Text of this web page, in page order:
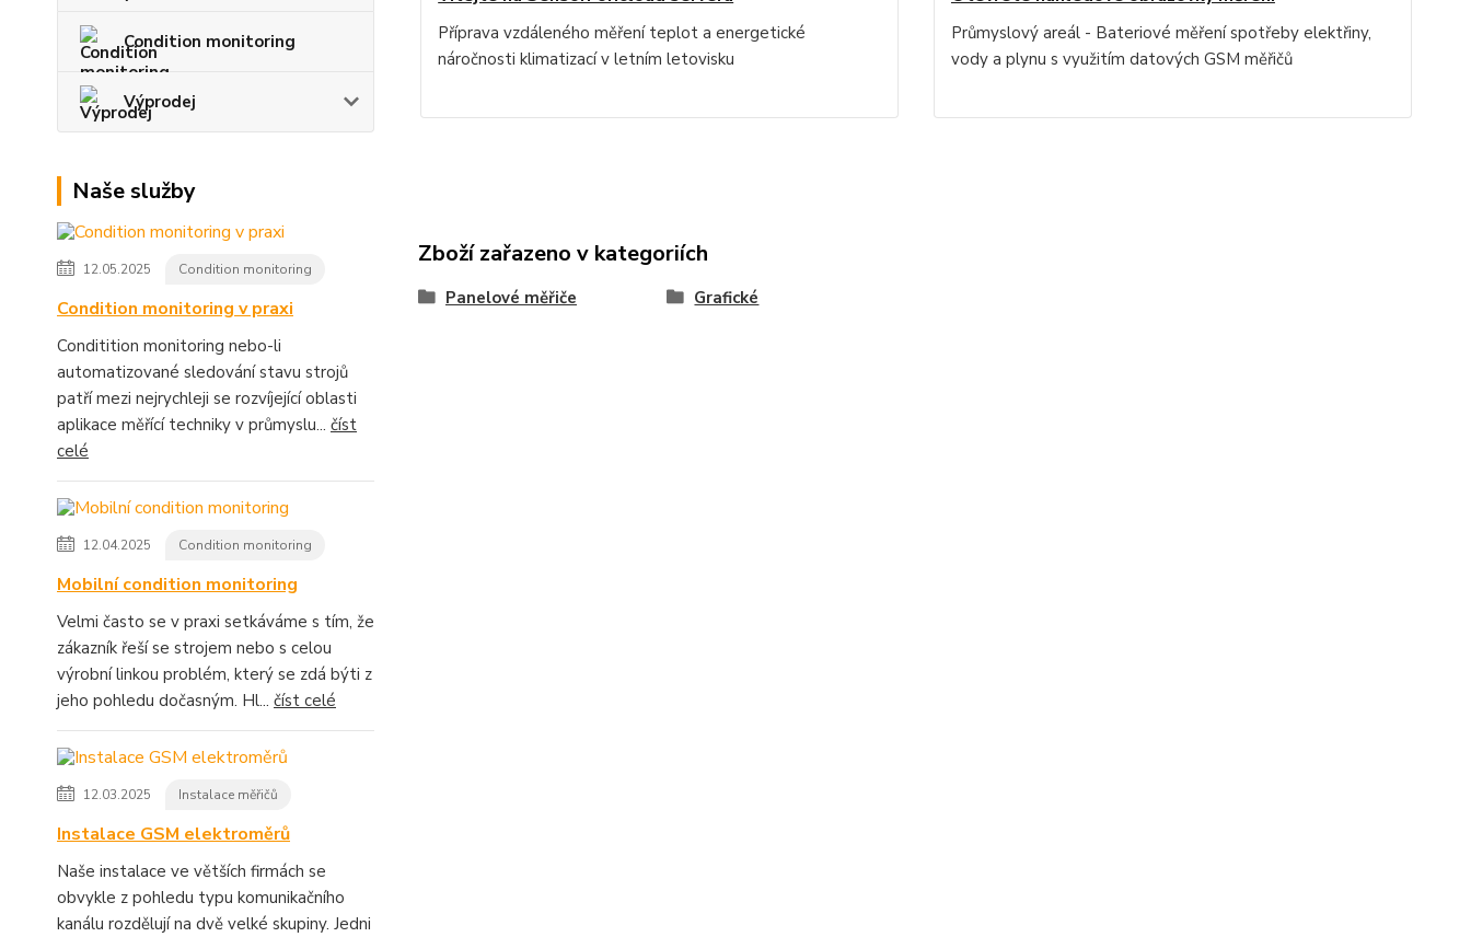
Condition monitoring
Výprodej
Naše služby
12.05.2025 Condition monitoring
Condition monitoring v praxi
Conditition monitoring nebo-li
automatizované sledování stavu strojů
patří mezi nejrychleji se rozvíjející oblasti
aplikace měřící techniky v průmyslu... číst
celé
12.04.2025 Condition monitoring
Mobilní condition monitoring
Velmi často se v praxi setkáváme s tím, že
zákazník řeší se strojem nebo s celou
výrobní linkou problém, který se zdá býti z
jeho pohledu dočasným. Hl... číst celé
12.03.2025 Instalace měřičů
Instalace GSM elektroměrů
Naše instalace ve větších firmách se
obvykle z pohledu typu komunikačního
kanálu rozdělují na dvě velké skupiny. Jedni
Příprava vzdáleného měření teplot a energetické
náročnosti klimatizací v letním letovisku
Průmyslový areál - Bateriové měření spotřeby elektřiny,
vody a plynu s využitím datových GSM měřičů
Zboží zařazeno v kategoriích
Panelové měřiče Grafické